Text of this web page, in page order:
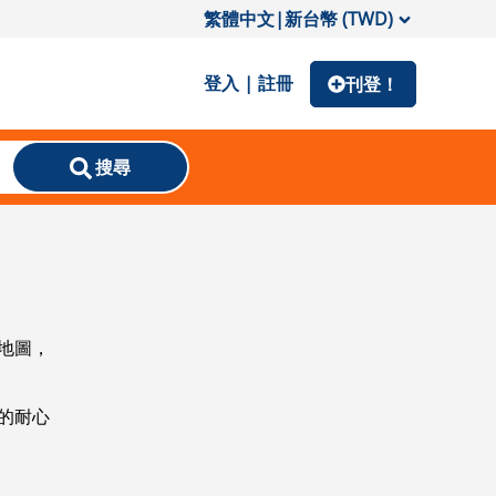
繁體中文|新台幣 (TWD)
登入 | 註冊 刊登！
搜尋
圖，
耐心